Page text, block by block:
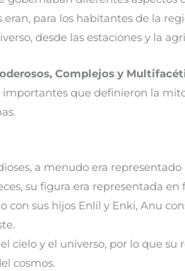
para los habitantes de la
desde las estaciones y la
Complejos y
que definieron la
a menudo era
su figura era representada
sus hijos Enlil y Enki, Anu
cielo y el universo, por lo que
cosmos.